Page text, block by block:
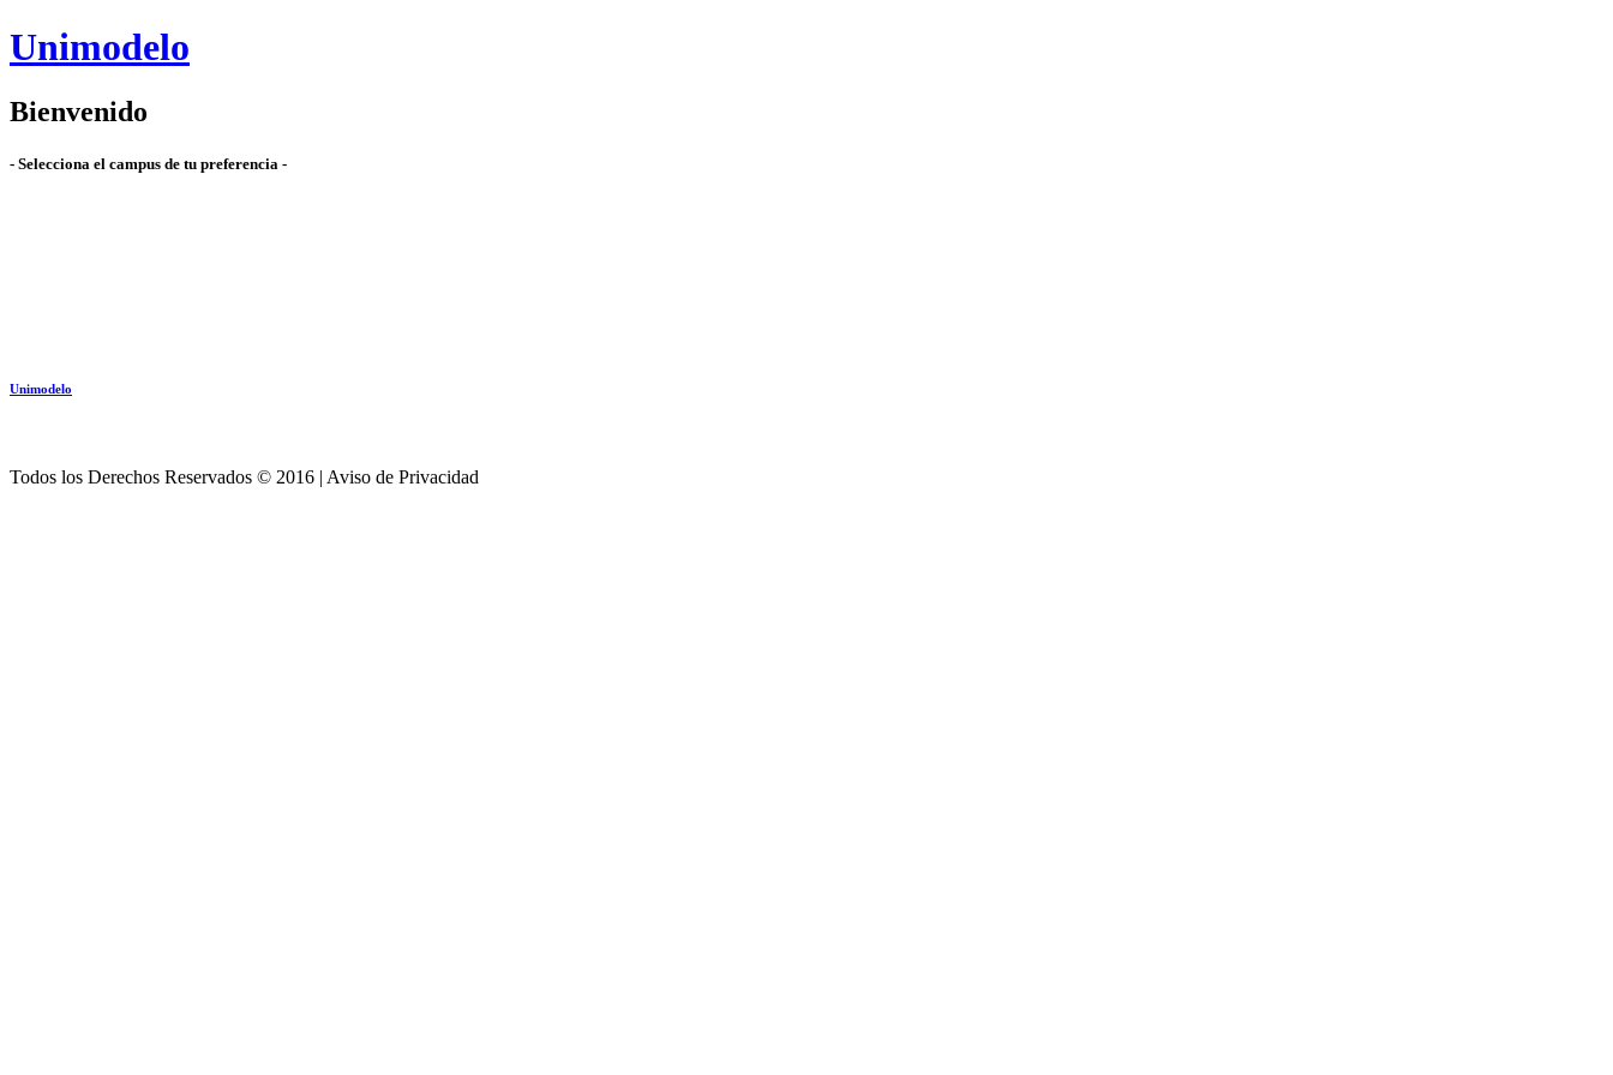
Unimodelo
Bienvenido
- Selecciona el campus de tu preferencia -
Unimodelo
Todos los Derechos Reservados © 2016 | Aviso de Privacidad